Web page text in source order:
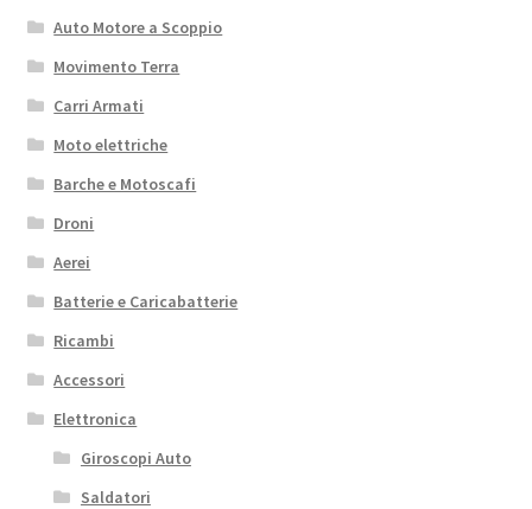
Auto Motore a Scoppio
Movimento Terra
Carri Armati
Moto elettriche
Barche e Motoscafi
Droni
Aerei
Batterie e Caricabatterie
Ricambi
Accessori
Elettronica
Giroscopi Auto
Saldatori